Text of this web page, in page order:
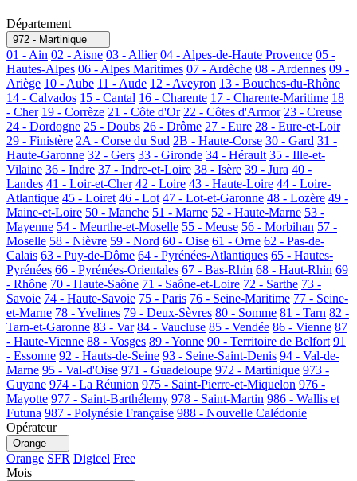
Département
972 - Martinique
01 - Ain 02 - Aisne 03 - Allier 04 - Alpes-de-Haute Provence 05 -
Hautes-Alpes 06 - Alpes Maritimes 07 - Ardèche 08 - Ardennes 09 -
Ariège 10 - Aube 11 - Aude 12 - Aveyron 13 - Bouches-du-Rhône
14 - Calvados 15 - Cantal 16 - Charente 17 - Charente-Maritime 18
- Cher 19 - Corrèze 21 - Côte d'Or 22 - Côtes d'Armor 23 - Creuse
24 - Dordogne 25 - Doubs 26 - Drôme 27 - Eure 28 - Eure-et-Loir
29 - Finistère 2A - Corse du Sud 2B - Haute-Corse 30 - Gard 31 -
Haute-Garonne 32 - Gers 33 - Gironde 34 - Hérault 35 - Ille-et-
Vilaine 36 - Indre 37 - Indre-et-Loire 38 - Isère 39 - Jura 40 -
Landes 41 - Loir-et-Cher 42 - Loire 43 - Haute-Loire 44 - Loire-
Atlantique 45 - Loiret 46 - Lot 47 - Lot-et-Garonne 48 - Lozère 49 -
Maine-et-Loire 50 - Manche 51 - Marne 52 - Haute-Marne 53 -
Mayenne 54 - Meurthe-et-Moselle 55 - Meuse 56 - Morbihan 57 -
Moselle 58 - Nièvre 59 - Nord 60 - Oise 61 - Orne 62 - Pas-de-
Calais 63 - Puy-de-Dôme 64 - Pyrénées-Atlantiques 65 - Hautes-
Pyrénées 66 - Pyrénées-Orientales 67 - Bas-Rhin 68 - Haut-Rhin 69
- Rhône 70 - Haute-Saône 71 - Saône-et-Loire 72 - Sarthe 73 -
Savoie 74 - Haute-Savoie 75 - Paris 76 - Seine-Maritime 77 - Seine-
et-Marne 78 - Yvelines 79 - Deux-Sèvres 80 - Somme 81 - Tarn 82 -
Tarn-et-Garonne 83 - Var 84 - Vaucluse 85 - Vendée 86 - Vienne 87
- Haute-Vienne 88 - Vosges 89 - Yonne 90 - Territoire de Belfort 91
- Essonne 92 - Hauts-de-Seine 93 - Seine-Saint-Denis 94 - Val-de-
Marne 95 - Val-d'Oise 971 - Guadeloupe 972 - Martinique 973 -
Guyane 974 - La Réunion 975 - Saint-Pierre-et-Miquelon 976 -
Mayotte 977 - Saint-Barthélemy 978 - Saint-Martin 986 - Wallis et
Futuna 987 - Polynésie Française 988 - Nouvelle Calédonie
Opérateur
Orange
Orange SFR Digicel Free
Mois